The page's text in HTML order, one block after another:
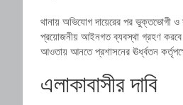
থানায় অভিযোগ দায়েরের পর ভুক্তভোগী
প্রয়োজনীয় আইনগত ব্যবস্থা গ্রহণ করবে।
আওতায় আনতে প্রশাসনের ঊর্ধ্বতন
এলাকাবাসীর দাবি